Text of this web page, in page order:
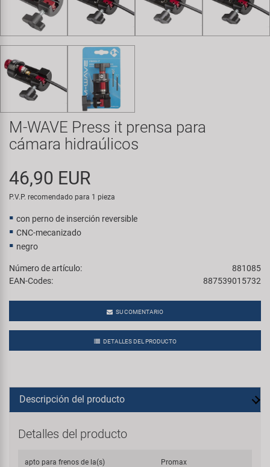
Transporte y Aparcamiento
Super B
Velo
Todas las marcas
M-WAVE Press it prensa para
cámara hidraúlicos
46,90 EUR
P.V.P. recomendado para 1 pieza
con perno de inserción reversible
CNC-mecanizado
negro
Número de artículo:
881085
EAN-Codes:
887539015732
SU COMENTARIO
DETALLES DEL PRODUCTO
Descripción del producto
Detalles del producto
apto para frenos de la(s)
Promax